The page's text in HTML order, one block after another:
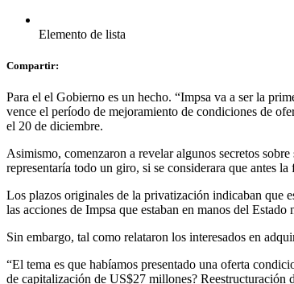
Elemento de lista
Compartir:
Para el el Gobierno es un hecho. “Impsa va a ser la
vence el período de mejoramiento de condiciones de
el 20 de diciembre.
Asimismo, comenzaron a revelar algunos secretos
representaría todo un giro, si se considerara que antes
Los plazos originales de la privatización indicaban que
las acciones de Impsa que estaban en manos del
Sin embargo, tal como relataron los interesados en
“El tema es que habíamos presentado una oferta
de capitalización de US$27 millones? Reestructuración